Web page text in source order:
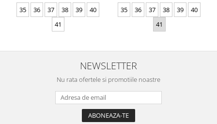
35 36 37 38 39
40
41
35 36 37 38 39
40
41
NEWSLETTER
Nu rata ofertele si promotiile noastre